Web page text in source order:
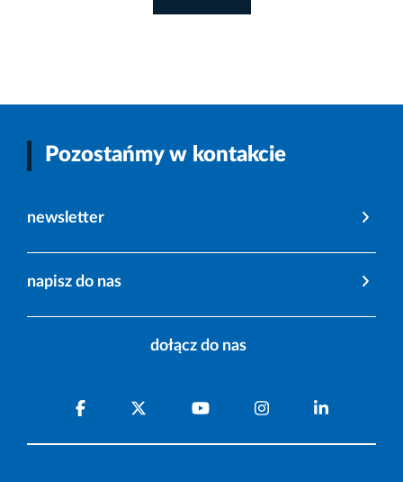
Pozostańmy w kontakcie
newsletter
napisz do nas
dołącz do nas